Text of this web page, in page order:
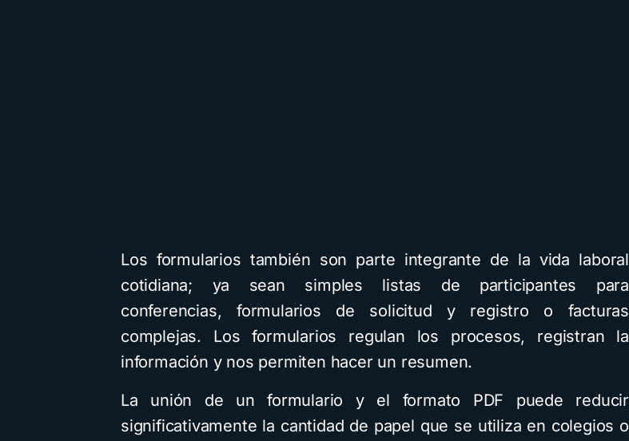
Los formularios también son parte integrante de la vida laboral
cotidiana; ya sean simples listas de participantes para
conferencias, formularios de solicitud y registro o facturas
complejas. Los formularios regulan los procesos, registran la
información y nos permiten hacer un resumen.
La unión de un formulario y el formato PDF puede reducir
significativamente la cantidad de papel que se utiliza en colegios o